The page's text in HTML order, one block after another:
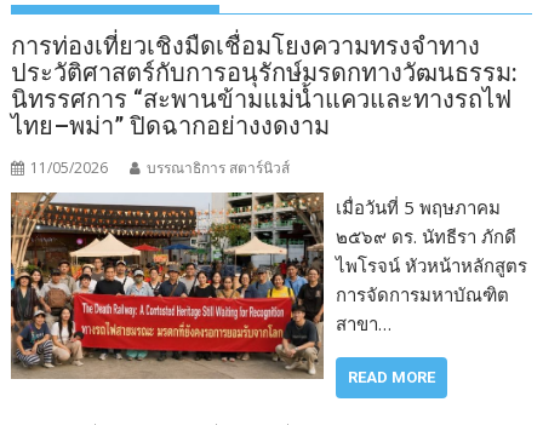
การท่องเที่ยวเชิงมืดเชื่อมโยงความทรงจำทาง
ประวัติศาสตร์กับการอนุรักษ์มรดกทางวัฒนธรรม:
นิทรรศการ “สะพานข้ามแม่น้ำแควและทางรถไฟ
ไทย–พม่า” ปิดฉากอย่างงดงาม
11/05/2026 บรรณาธิการ สตาร์นิวส์
เมื่อวันที่ 5 พฤษภาคม
๒๕๖๙ ดร. นัทธีรา ภักดี
ไพโรจน์ หัวหน้าหลักสูตร
การจัดการมหาบัณฑิต
สาขา…
READ MORE